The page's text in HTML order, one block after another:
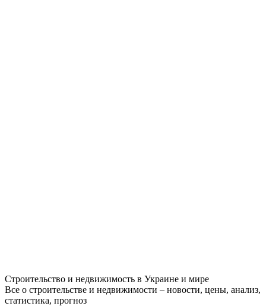
Перейти
к
содержанию
Строительство и недвижимость в Украине и мире
Все о строительстве и недвижимости – новости, цены, анализ,
статистика, прогноз